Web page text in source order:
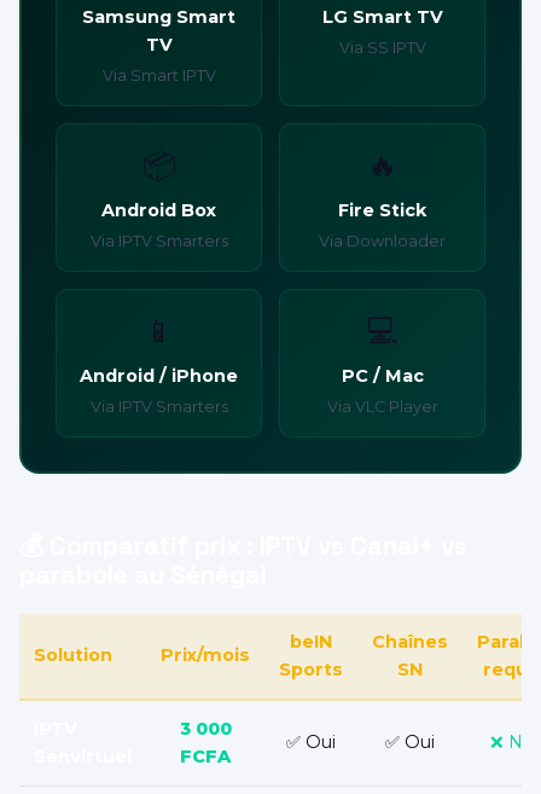
Samsung Smart
TV
Via Smart IPTV
LG Smart TV
Via SS IPTV
📦
Android Box
Via IPTV Smarters
🔥
Fire Stick
Via Downloader
📱
Android / iPhone
Via IPTV Smarters
💻
PC / Mac
Via VLC Player
Solution Prix/mois
beIN
Sports
Chaînes
SN
3 000
FCFA
✅ Oui ✅ Oui ❌